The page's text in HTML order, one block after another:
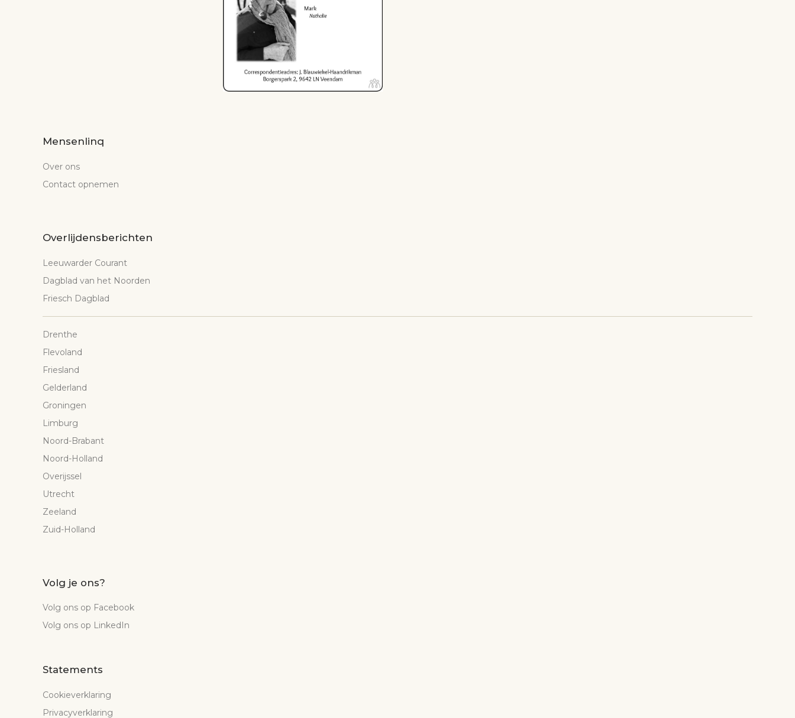
Mensenlinq
Over ons
Contact opnemen
Overlijdensberichten
Leeuwarder Courant
Dagblad van het Noorden
Friesch Dagblad
Drenthe
Flevoland
Friesland
Gelderland
Groningen
Limburg
Noord-Brabant
Noord-Holland
Overijssel
Utrecht
Zeeland
Zuid-Holland
Volg je ons?
Volg ons op Facebook
Volg ons op LinkedIn
Statements
Cookieverklaring
Privacyverklaring